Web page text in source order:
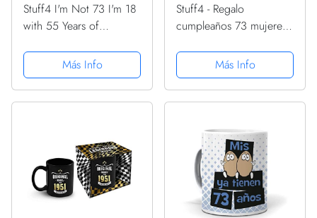
Stuff4 I'm Not 73 I'm 18
with 55 Years of
cerámica 11 oz, aptas
lavavajillas, regalos
broma mujeres hombres,
Más Info
Stuff4 - Regalo
cumpleaños 73 mujeres
dedo medio, regalos
divertidos, regalo
perfecto cumpleaños,
Más Info